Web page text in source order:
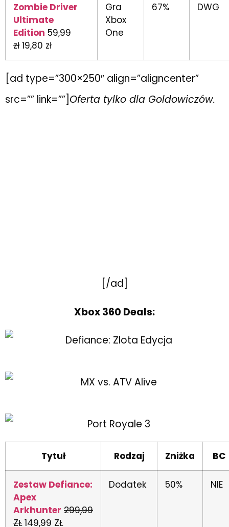
Zombie Driver
Ultimate
Edition 59,99
zł19,80 zł
Gra
Xbox
One
67% DWG
[ad type=”300×250″ align=”aligncenter”
src=”” link=””]Oferta tylko dla Goldowiczów.
[/ad]
Xbox 360 Deals:
Tytuł Rodzaj Zniżka BC
Zestaw Defiance:
Apex
Arkhunter 299,99
ZŁ 149,99 ZŁ
Dodatek 50% NIE